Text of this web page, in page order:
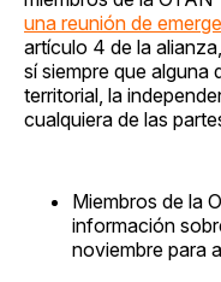
una reunión de
artículo 4 de la
sí siempre que alguna
territorial, la
cualquiera de las
Miembros de la
información
noviembre para